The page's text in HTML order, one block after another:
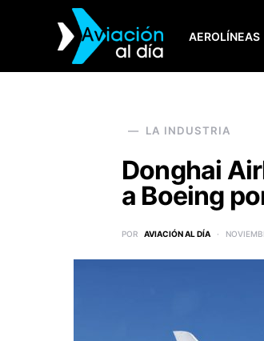
AEROLÍNEAS
SEARCH FOR:
LA INDUSTRIA
Donghai
a Boeing
POR AVIACIÓN AL DÍA